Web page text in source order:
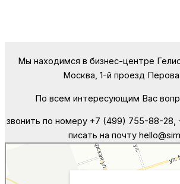
Мы находимся в бизнес-центре
Москва, 1-й проезд
По всем интересующим Вас
звонить по номеру +7 (499) 755-88-28,
писать на почту